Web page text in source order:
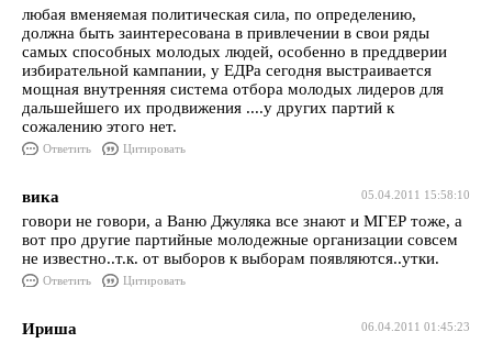
любая вменяемая политическая сила, по определению,
должна быть заинтересована в привлечении в свои ряды
самых способных молодых людей, особенно в преддверии
избирательной кампании, у ЕДРа сегодня выстраивается
мощная внутренняя система отбора молодых лидеров для
дальшейшего их продвижения ....у других партий к
сожалению этого нет.
Ответить Цитировать
05.04.2011 15:58:10
вика
говори не говори, а Ваню Джуляка все знают и МГЕР тоже, а
вот про другие партийные молодежные организации совсем
не известно..т.к. от выборов к выборам появляются..утки.
Ответить Цитировать
06.04.2011 01:45:23
Ириша